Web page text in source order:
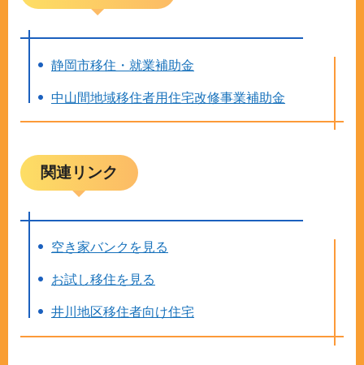
静岡市移住・就業補助金
中山間地域移住者用住宅改修事業補助金
関連リンク
空き家バンクを見る
お試し移住を見る
井川地区移住者向け住宅